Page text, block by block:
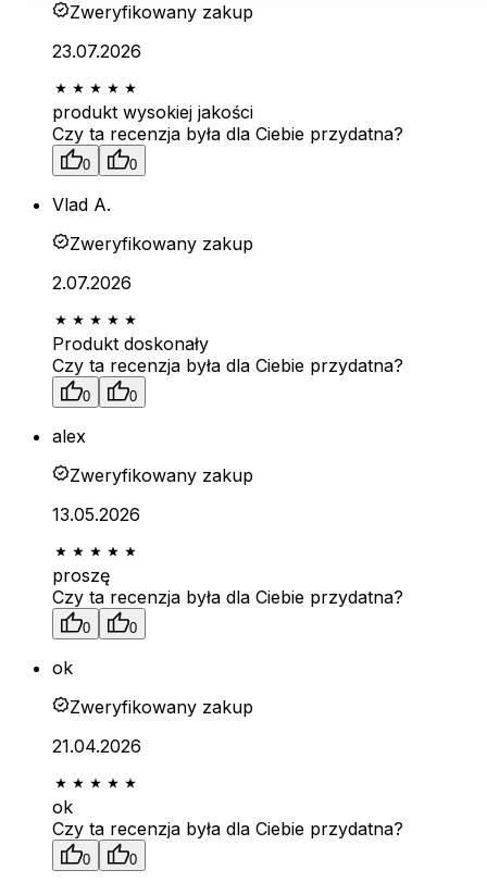
Zweryfikowany zakup
23.07.2026
produkt wysokiej jakości
Czy ta recenzja była dla Ciebie przydatna?
0 0
Vlad A.
Zweryfikowany zakup
2.07.2026
Produkt doskonały
Czy ta recenzja była dla Ciebie przydatna?
0 0
alex
Zweryfikowany zakup
13.05.2026
proszę
Czy ta recenzja była dla Ciebie przydatna?
0 0
ok
Zweryfikowany zakup
21.04.2026
ok
Czy ta recenzja była dla Ciebie przydatna?
0 0